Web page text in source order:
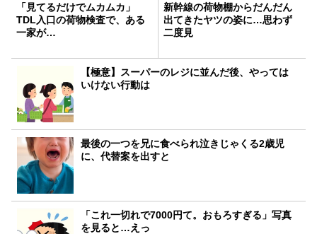
「見てるだけでムカムカ」
TDL入口の荷物検査で、ある
一家が…
新幹線の荷物棚からだんだん
出てきたヤツの姿に…思わず
二度見
【極意】スーパーのレジに並んだ後、やっては
いけない行動は
最後の一つを兄に食べられ泣きじゃくる2歳児
に、代替案を出すと
「これ一切れで7000円て。おもろすぎる」写真
を見ると…えっ